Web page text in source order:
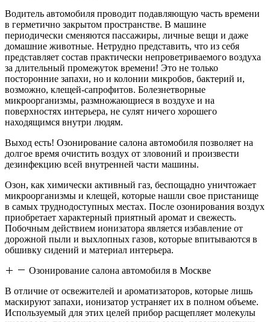
Водитель автомобиля проводит подавляющую часть времени
в герметично закрытом пространстве. В машине
периодически сменяются пассажиры, личные вещи и даже
домашние животные. Нетрудно представить, что из себя
представляет состав практически непроветриваемого воздуха
за длительный промежуток времени! Это не только
посторонние запахи, но и колонии микробов, бактерий и,
возможно, клещей-сапрофитов. Болезнетворные
микроорганизмы, размножающиеся в воздухе и на
поверхностях интерьера, не сулят ничего хорошего
находящимся внутри людям.
Выход есть! Озонирование салона автомобиля позволяет на
долгое время очистить воздух от зловоний и произвести
дезинфекцию всей внутренней части машины.
Озон, как химически активный газ, беспощадно уничтожает
микроорганизмы и клещей, которые нашли свое пристанище
в самых труднодоступных местах. После озонирования воздух
приобретает характерный приятный аромат и свежесть.
Побочным действием ионизатора является избавление от
дорожной пыли и выхлопных газов, которые впитываются в
обшивку сидений и материал интерьера.
Озонирование салона автомобиля в Москве
В отличие от освежителей и ароматизаторов, которые лишь
маскируют запахи, ионизатор устраняет их в полном объеме.
Используемый для этих целей прибор расщепляет молекулы